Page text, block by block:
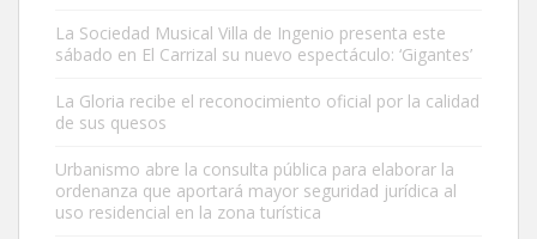
Este gato macho ha aparecido en la calle hace menos de un mes,
Leales.org » Gran Canaria | 9.7.2025
La Sociedad Musical Villa de Ingenio presenta este
sábado en El Carrizal su nuevo espectáculo: ‘Gigantes’
La Gloria recibe el reconocimiento oficial por la calidad
de sus quesos
Urbanismo abre la consulta pública para elaborar la
ordenanza que aportará mayor seguridad jurídica al
uso residencial en la zona turística